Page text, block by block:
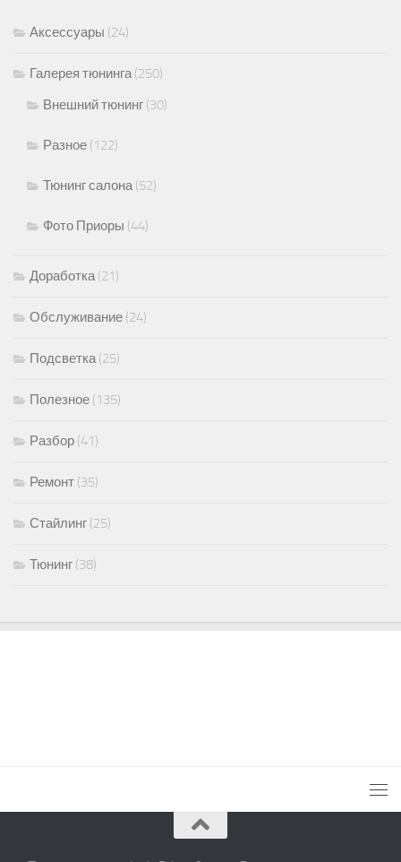
Аксессуары (24)
Галерея тюнинга(250)
Внешний тюнинг (30)
Разное (122)
Тюнинг салона(52)
Фото Приоры (44)
Доработка(21)
Обслуживание (24)
Подсветка(25)
Полезное (135)
Разбор (41)
Ремонт (35)
Стайлинг (25)
Тюнинг (38)